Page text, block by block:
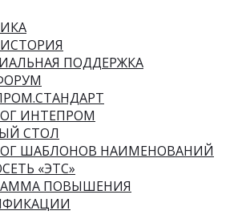
ПОДДЕРЖКА
ИНТЕПРОМ
СТОЛ
ШАБЛОНОВ НАИМЕНОВАНИЙ
«ЭТС»
ПОВЫШЕНИЯ